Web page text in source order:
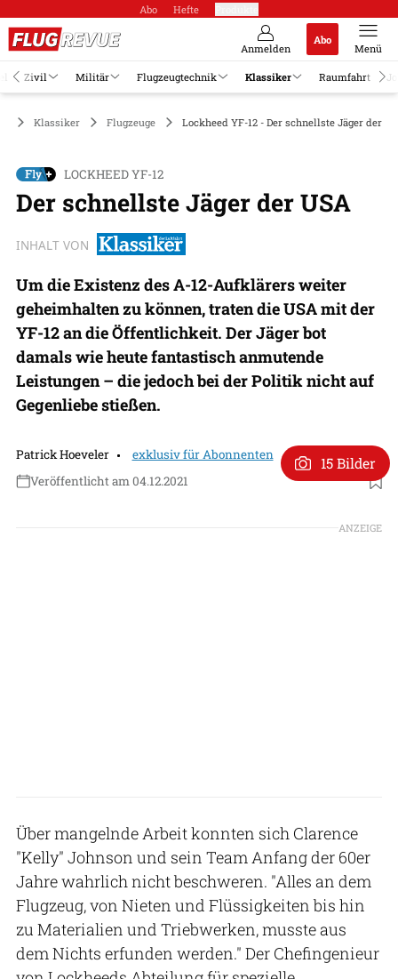
Abo Hefte
Anmelden
Abo
Menü
Zivil Militär Flugzeugtechnik Klassiker Raumfahrt
Klassiker Flugzeuge Lockheed YF-12 - Der schnellste Jäger der
LOCKHEED YF-12
Der schnellste Jäger der USA
INHALT VON
Um die Existenz des A-12-Aufklärers weiter
geheimhalten zu können, traten die USA mit der
YF-12 an die Öffentlichkeit. Der Jäger bot
damals wie heute fantastisch anmutende
Leistungen – die jedoch bei der Politik nicht auf
Gegenliebe stießen.
Patrick Hoeveler
exklusiv für Abonnenten
Veröffentlicht am 04.12.2021
15 Bilder
ANZEIGE
Über mangelnde Arbeit konnten sich Clarence
"Kelly" Johnson und sein Team Anfang der 60er
Jahre wahrlich nicht beschweren. "Alles an dem
Flugzeug, von Nieten und Flüssigkeiten bis hin
zu Materialien und Triebwerken, musste aus
dem Nichts erfunden werden." Der Chefingenieur